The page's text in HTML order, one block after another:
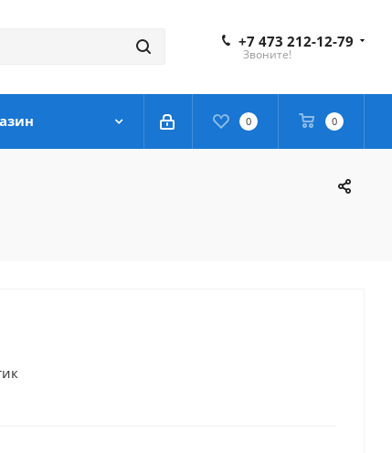
+7 473 212-12-79
Звоните!
0 0